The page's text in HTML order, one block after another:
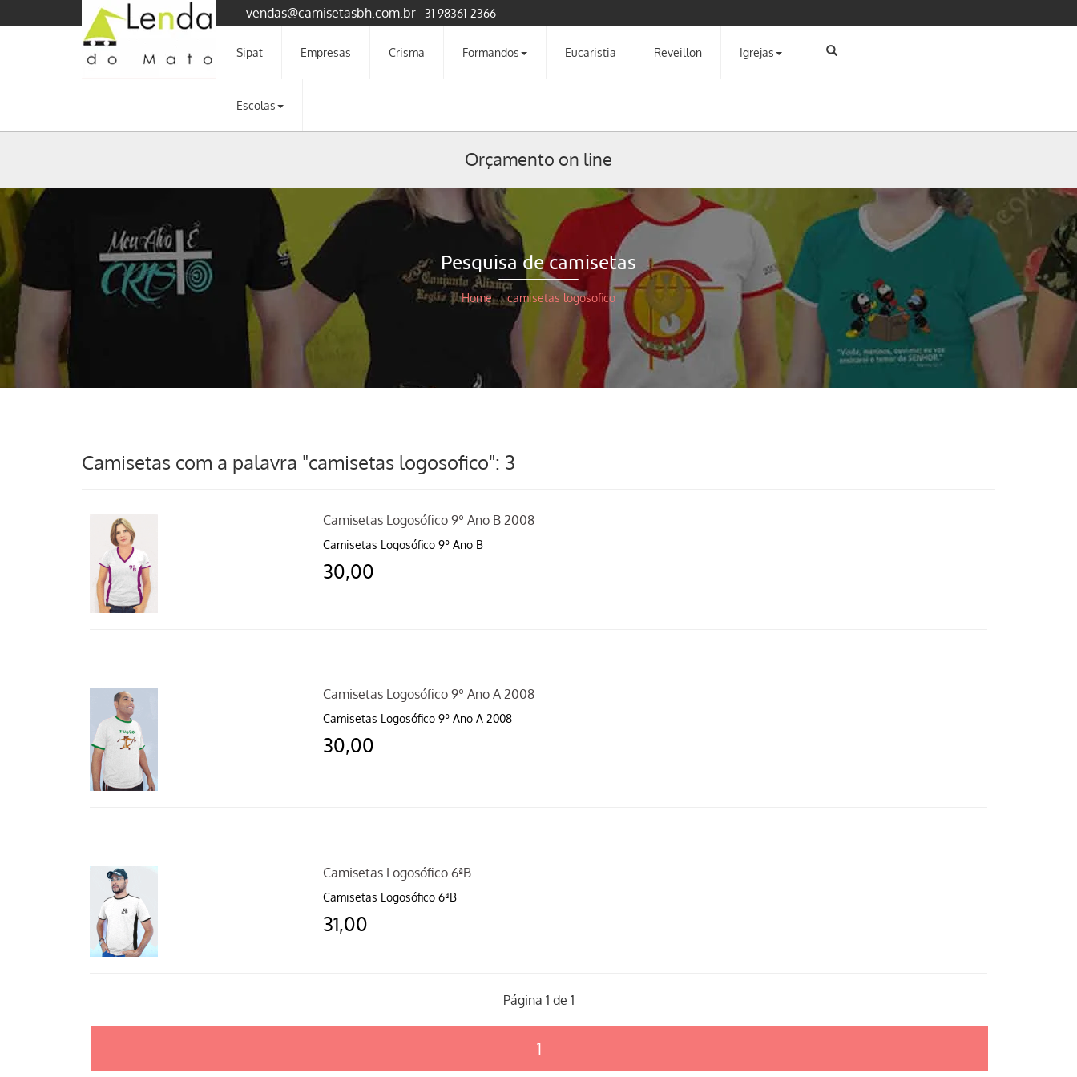
vendas@camisetasbh.com.br 31 98361-2366
Sipat Empresas Crisma Formandos Eucaristia Reveillon Igrejas
Escolas
Orçamento on line
Pesquisa de camisetas
Home / camisetas logosofico
Camisetas com a palavra "camisetas logosofico": 3
Camisetas Logosófico 9º Ano B 2008
Camisetas Logosófico 9º Ano B
30,00
Camisetas Logosófico 9º Ano A 2008
Camisetas Logosófico 9º Ano A 2008
30,00
Camisetas Logosófico 6ªB
Camisetas Logosófico 6ªB
31,00
Página 1 de 1
1